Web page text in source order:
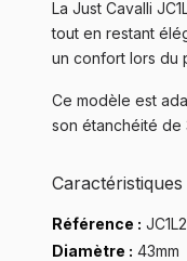
La Just Cavalli
tout en restant
un confort lors du
Ce modèle est
son étanchéité de
Référence :
Diamètre : 43mm